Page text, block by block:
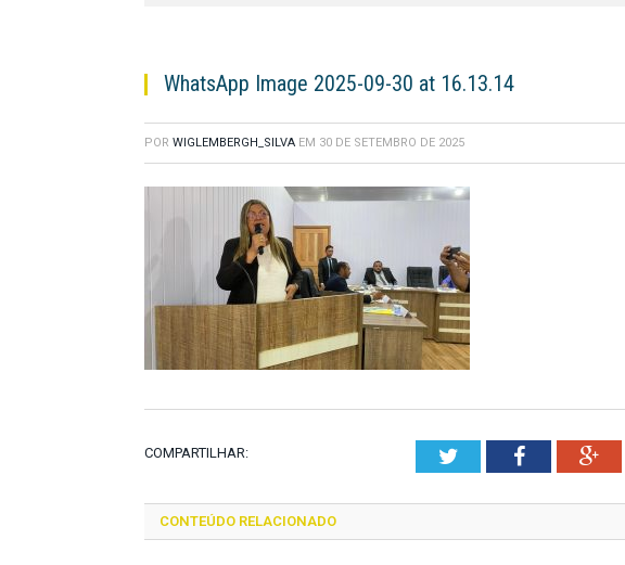
WhatsApp Image 2025-09-30 at 16.13.14
POR WIGLEMBERGH_SILVA EM 30 DE SETEMBRO DE 2025
COMPARTILHAR: TwitterFacebook
CONTEÚDO RELACIONADO